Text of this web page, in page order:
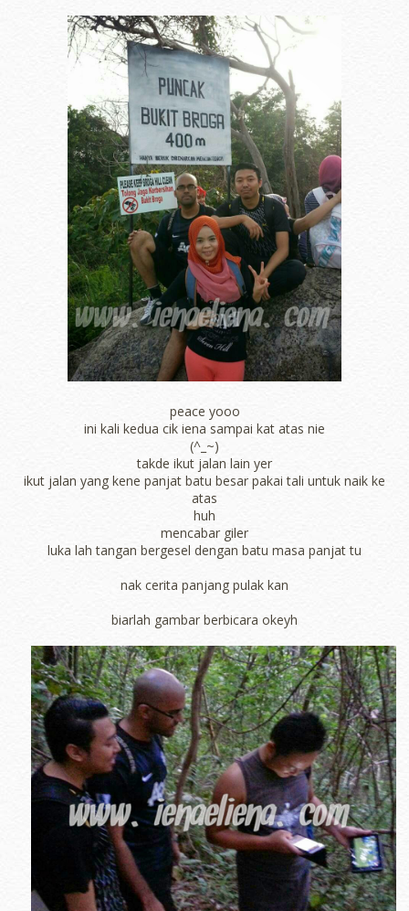
peace yooo
ini kali kedua cik iena sampai kat atas nie
(^_~)
takde ikut jalan lain yer
ikut jalan yang kene panjat batu besar pakai tali untuk naik ke
atas
huh
mencabar giler
luka lah tangan bergesel dengan batu masa panjat tu
nak cerita panjang pulak kan
biarlah gambar berbicara okeyh